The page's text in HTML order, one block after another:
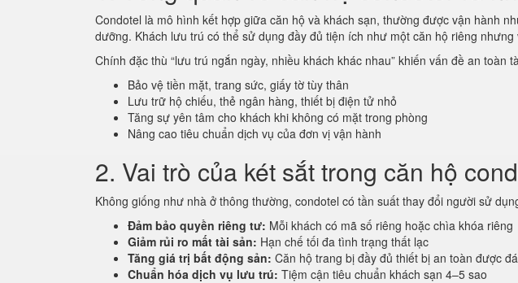
Condotel là mô hình kết hợp giữa căn hộ và khách sạn, thường được vận hành
dưỡng. Khách lưu trú có thể sử dụng đầy đủ tiện ích như một căn hộ riêng
Chính đặc thù “lưu trú ngắn ngày, nhiều khách khác nhau” khiến vấn đề an toàn
Bảo vệ tiền mặt, trang sức, giấy tờ tùy thân
Lưu trữ hộ chiếu, thẻ ngân hàng, thiết bị điện tử nhỏ
Tăng sự yên tâm cho khách khi không có mặt trong phòng
Nâng cao tiêu chuẩn dịch vụ của đơn vị vận hành
2. Vai trò của két sắt trong căn hộ
Không giống như nhà ở thông thường, condotel có tần suất thay đổi người sử
Đảm bảo quyền riêng tư: Mỗi khách có mã số riêng hoặc chìa khóa riêng
Giảm rủi ro mất tài sản: Hạn chế tối đa tình trạng thất lạc
Tăng giá trị bất động sản: Căn hộ trang bị đầy đủ thiết bị an toàn được
Chuẩn hóa dịch vụ lưu trú: Tiệm cận tiêu chuẩn khách sạn 4–5 sao